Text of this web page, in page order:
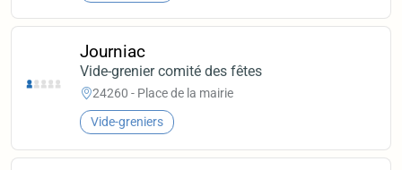
Journiac
Vide-grenier comité des fêtes
24260 - Place de la mairie
Vide-greniers